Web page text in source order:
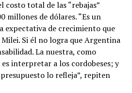
costo total de las “rebajas”
millones de dólares. “Es un
expectativa de crecimiento que
Si él no logra que Argentina
La nuestra, como
interpretar a los cordobeses; y
lo refleja”, repiten